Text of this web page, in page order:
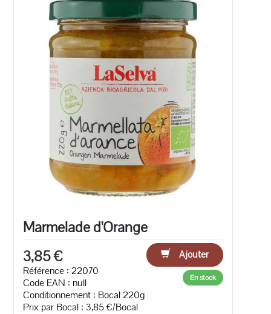
Marmelade d'Orange
3,85 €
Ajouter
Référence : 22070
Code EAN : null
Conditionnement : Bocal 220g
Prix par Bocal : 3,85 €/Bocal
En stock